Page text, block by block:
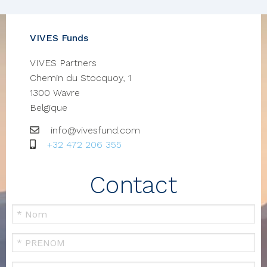
VIVES Funds
VIVES Partners
Chemin du Stocquoy, 1
1300 Wavre
Belgique
Email
info@vivesfund.com
GSM
+32 472 206 355
Contact
Votre
nom
Prénom